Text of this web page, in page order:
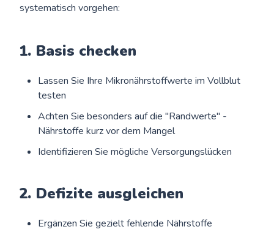
systematisch vorgehen:
1. Basis checken
Lassen Sie Ihre Mikronährstoffwerte im Vollblut
testen
Achten Sie besonders auf die "Randwerte" -
Nährstoffe kurz vor dem Mangel
Identifizieren Sie mögliche Versorgungslücken
2. Defizite ausgleichen
Ergänzen Sie gezielt fehlende Nährstoffe